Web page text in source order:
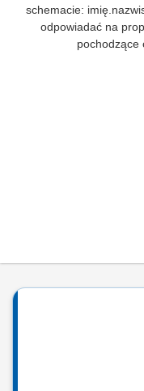
schemacie:
odpowiadać na
pochodzące